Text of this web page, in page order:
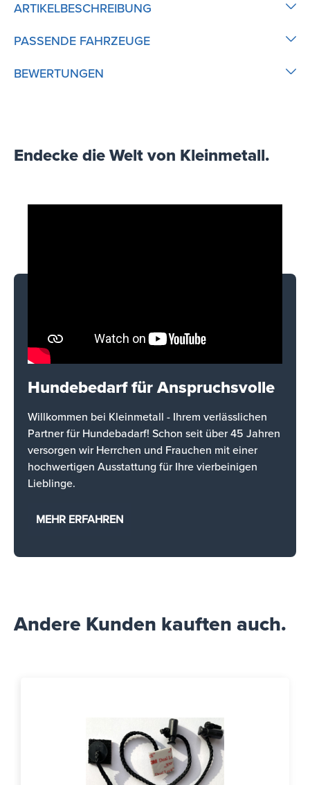
ARTIKELBESCHREIBUNG
PASSENDE FAHRZEUGE
BEWERTUNGEN
Endecke die Welt von Kleinmetall.
Hundebedarf für Anspruchsvolle
Willkommen bei Kleinmetall - Ihrem verlässlichen
Partner für Hundebadarf! Schon seit über 45 Jahren
versorgen wir Herrchen und Frauchen mit einer
hochwertigen Ausstattung für Ihre vierbeinigen
Lieblinge.
MEHR ERFAHREN
Andere Kunden kauften auch.